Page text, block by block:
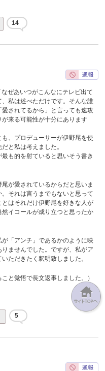
14
ぜあいつがこんなにテレビ出て
私は述べただけです。そんな誰
されてるから」と言っても速攻
来る可能性が十分にあります
、プロデューサーが伊野尾を使
と私は考えました。
も的を射ていると思いそう書き
が愛されているからだと思いま
それは言うまでもないと思って
はそれだけ伊野尾を好きな人が
イコールが成り立つと思ったか
「アンチ」であるかのように映
ませんでした。ですが、私がア
ただきたく釈明致しました。
と覚悟で長文返事しました。）
5